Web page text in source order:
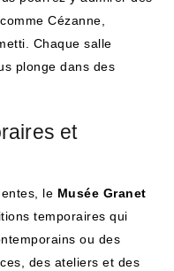
Cézanne,
Chaque salle
plonge dans des
et
le Musée Granet
temporaires qui
ou des
des ateliers et des